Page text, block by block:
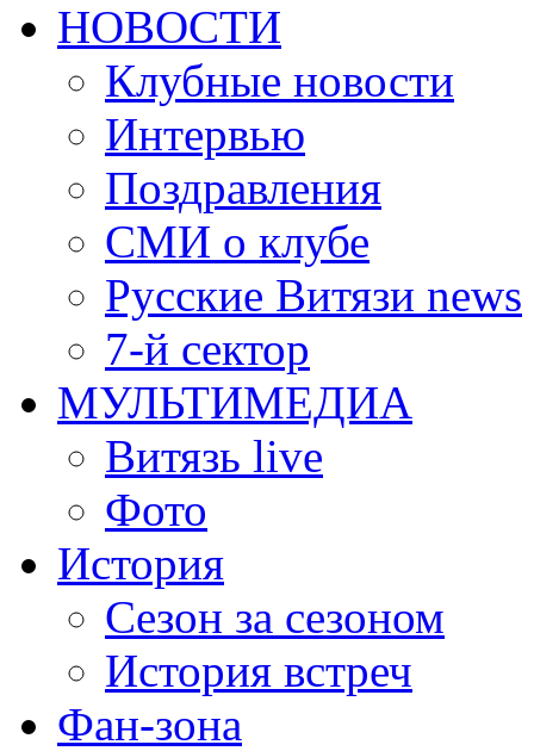
НОВОСТИ
Клубные новости
Интервью
Поздравления
СМИ о клубе
Русские Витязи news
7-й сектор
МУЛЬТИМЕДИА
Витязь live
Фото
История
Сезон за сезоном
История встреч
Фан-зона